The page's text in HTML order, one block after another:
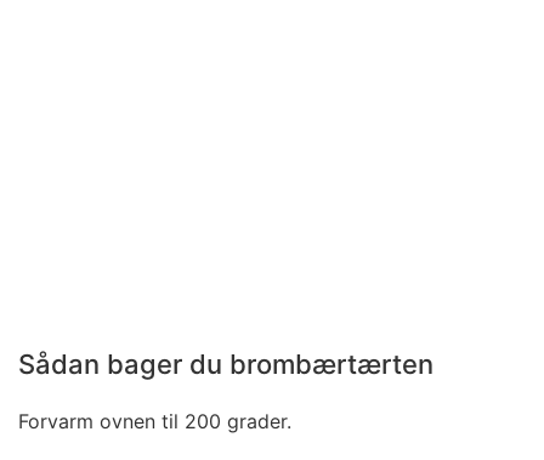
Sådan bager du brombærtærten
Forvarm ovnen til 200 grader.